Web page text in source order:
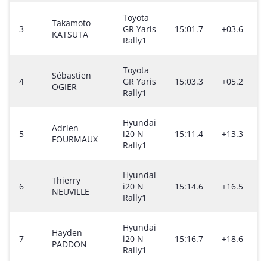
3
Takamoto
KATSUTA
Toyota
GR Yaris
Rally1
15:01.7 +03.6
4
Sébastien
OGIER
Toyota
GR Yaris
Rally1
15:03.3 +05.2
5
Adrien
FOURMAUX
Hyundai
i20 N
Rally1
15:11.4 +13.3
6
Thierry
NEUVILLE
Hyundai
i20 N
Rally1
15:14.6 +16.5
7
Hayden
PADDON
Hyundai
i20 N
Rally1
15:16.7 +18.6